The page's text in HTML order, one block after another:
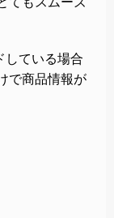
している場合
で商品情報が